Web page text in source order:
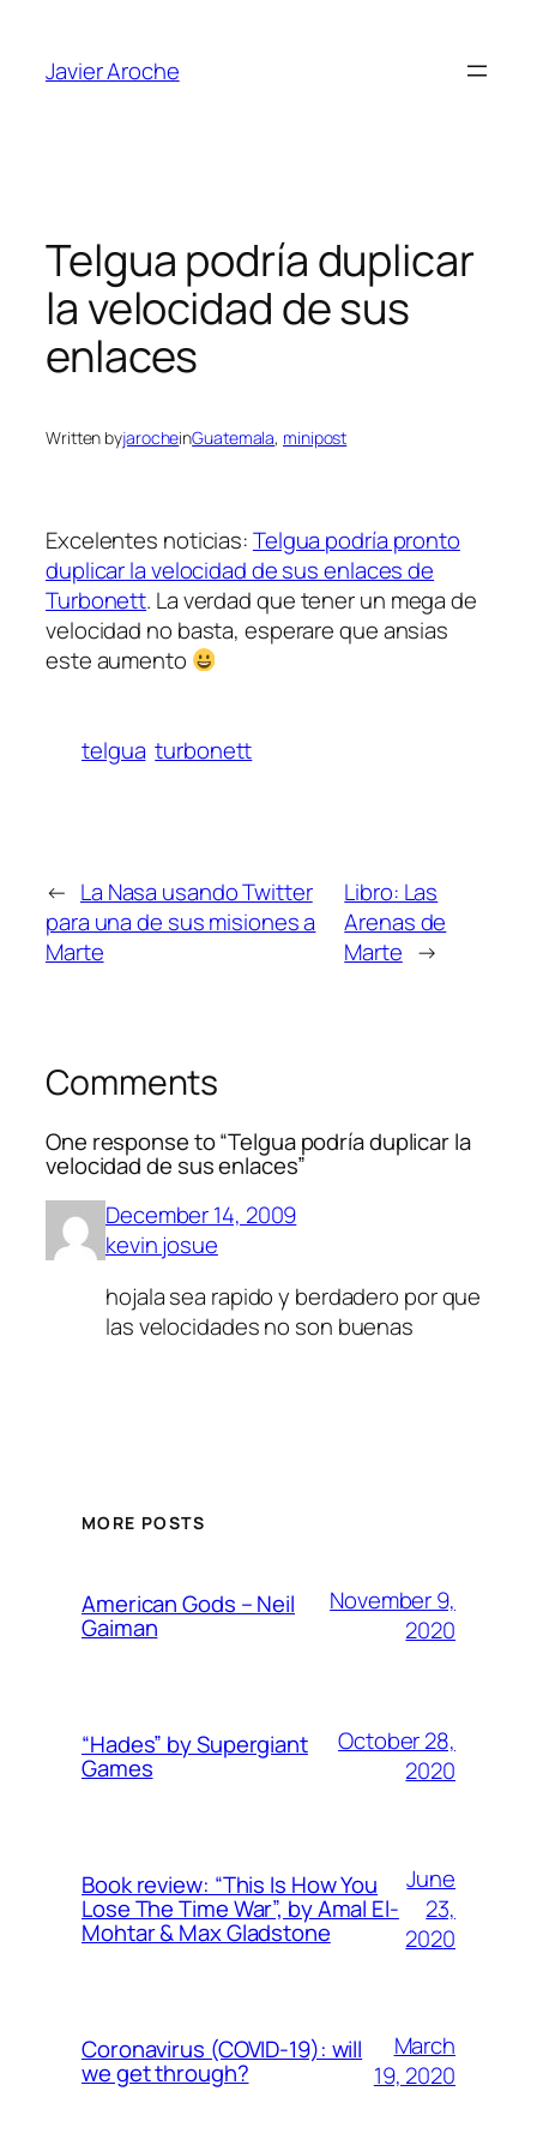
content
Javier Aroche
Telgua podría duplicar
la velocidad de sus
enlaces
Written byjarocheinGuatemala, minipost
Excelentes noticias:Telgua podría pronto
duplicar la velocidad de sus enlaces de
Turbonett. La verdad que tener un mega de
velocidad no basta, esperare que ansias
este aumento
telgua turbonett
← La Nasa usando Twitter
para una de sus misiones a
Marte
Libro: Las
Arenas de
Marte →
Comments
One response to “Telgua podría duplicar la
velocidad de sus enlaces”
December 14, 2009
kevin josue
hojala sea rapido y berdadero por que
las velocidades no son buenas
MORE POSTS
American Gods – Neil
Gaiman
November 9,
2020
“Hades” by Supergiant
Games
October 28,
2020
Book review: “This Is How You
Lose The Time War”, by Amal El-
Mohtar & Max Gladstone
June
23,
2020
Coronavirus (COVID-19): will
we get through?
March
19, 2020